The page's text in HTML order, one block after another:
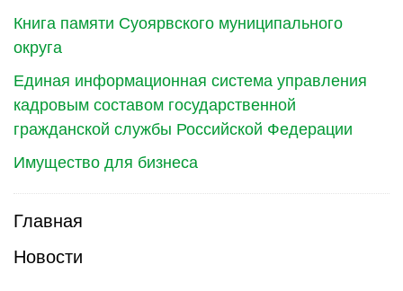
Книга памяти Суоярвского муниципального
округа
Единая информационная система управления
кадровым составом государственной
гражданской службы Российской Федерации
Имущество для бизнеса
Главная
Новости